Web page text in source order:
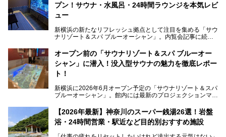
プン！サウナ・水風呂・24時間ラウンジを本気レビ
ュー
新横浜の新たなリフレッシュ拠点として注目を集める「サウ
ナリゾート＆スパ ブルーオーシャン」。内覧会記事に続
す。サウナや水風呂の気持ちよさはもちろん、リラックスス
ペースの過ごしやすさまで徹底チェック。新横浜エリアで日
常の疲れをリセットしたい人、ライブやスポーツ観戦遠征組
は必見です。
オープン前の「サウナリゾート＆スパ ブルーオー
シャン」に潜入！没入型サウナの魅力を徹底レポー
ト！
新横浜に2026年6月オープン予定の「サウナリゾート＆スパ
ブルーオーシャン」。館内には最新のプロジェクションマッ
的な“没入感（イマーシブ）”を体験できます。
【2026年最新】神奈川のスーパー銭湯26選！岩盤
浴・24時間営業・駅近など目的別おすすめ施設